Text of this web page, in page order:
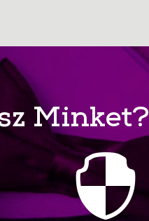
Minket?
